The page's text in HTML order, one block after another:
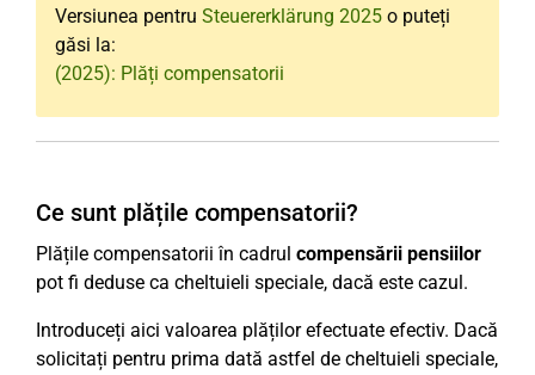
Versiunea pentru Steuererklärung 2025 o puteți
găsi la:
(2025): Plăți compensatorii
Ce sunt plățile compensatorii?
Plățile compensatorii în cadrul compensării pensiilor
pot fi deduse ca cheltuieli speciale, dacă este cazul.
Introduceți aici valoarea plăților efectuate efectiv. Dacă
solicitați pentru prima dată astfel de cheltuieli speciale,